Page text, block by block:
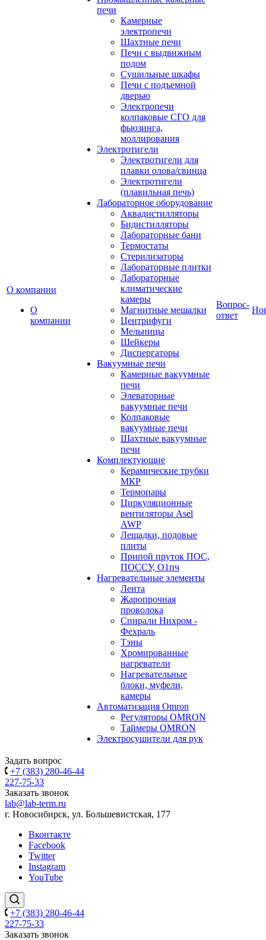
О компании
О
компании
печи
Камерные
электропечи
Шахтные печи
Печи с выдвижным
подом
Сушильные шкафы
Печи с подъемной
дверью
Электропечи
колпаковые СГО для
фьюзинга,
моллирования
Электротигели
Электротигели для
плавки олова/свинца
Электротигели
(плавильная печь)
Лабораторное оборудование
Аквадистилляторы
Бидистилляторы
Лабораторные бани
Термостаты
Стерилизаторы
Лабораторные плитки
Лабораторные
климатические
камеры
Магнитные мешалки
Центрифуги
Мельницы
Шейкеры
Диспергаторы
Вакуумные печи
Камерные вакуумные
печи
Элеваторные
вакуумные печи
Колпаковые
вакуумные печи
Шахтные вакуумные
печи
Комплектующие
Керамические трубки
МКР
Термопары
Циркуляционные
вентиляторы Asel
AWP
Лещадки, подовые
плиты
Припой пруток ПОС,
ПОССУ, О1пч
Нагревательные элементы
Лента
Жаропрочная
проволока
Спирали Нихром -
Фехраль
Тэны
Хромированные
нагреватели
Нагревательные
блоки, муфели,
камеры
Автоматизация Omron
Регуляторы OMRON
Таймеры OMRON
Электросушители для рук
Вопрос-
ответ
Задать вопрос
+7 (383) 280-46-44
227-75-33
Заказать звонок
lab@lab-term.ru
г. Новосибирск, ул. Большевистская, 177
Вконтакте
Facebook
Twitter
Instagram
YouTube
+7 (383) 280-46-44
227-75-33
Заказать звонок